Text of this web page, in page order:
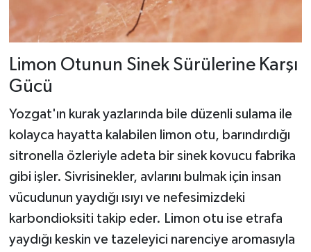
Limon Otunun Sinek Sürülerine Karşı
Gücü
Yozgat'ın kurak yazlarında bile düzenli sulama ile
kolayca hayatta kalabilen limon otu, barındırdığı
sitronella özleriyle adeta bir sinek kovucu fabrika
gibi işler. Sivrisinekler, avlarını bulmak için insan
vücudunun yaydığı ısıyı ve nefesimizdeki
karbondioksiti takip eder. Limon otu ise etrafa
yaydığı keskin ve tazeleyici narenciye aromasıyla